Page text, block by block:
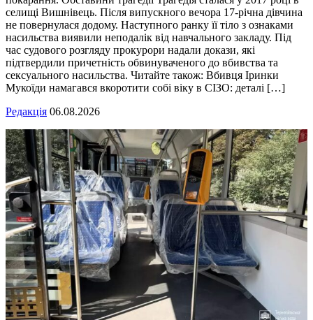
селищі Вишнівець. Після випускного вечора 17-річна дівчина
не повернулася додому. Наступного ранку її тіло з ознаками
насильства виявили неподалік від навчального закладу. Під
час судового розгляду прокурори надали докази, які
підтвердили причетність обвинуваченого до вбивства та
сексуального насильства. Читайте також: Вбивця Іринки
Мукоїди намагався вкоротити собі віку в СІЗО: деталі […]
Редакція 06.08.2026